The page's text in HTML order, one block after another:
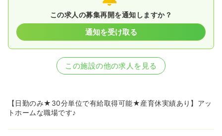
この求人の募集再開を通知しますか？
通知を受け取る
この施設の他の求人を見る
【日勤のみ★30分単位で有給取得可能★産育休実績あり】アッ
トホームな職場です♪